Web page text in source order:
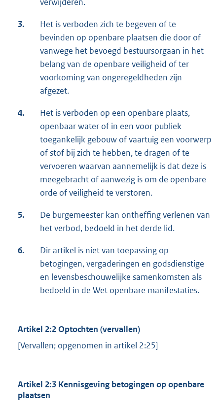
verwijderen.
3.
Het is verboden zich te begeven of te
bevinden op openbare plaatsen die door of
vanwege het bevoegd bestuursorgaan in het
belang van de openbare veiligheid of ter
voorkoming van ongeregeldheden zijn
afgezet.
4.
Het is verboden op een openbare plaats,
openbaar water of in een voor publiek
toegankelijk gebouw of vaartuig een voorwerp
of stof bij zich te hebben, te dragen of te
vervoeren waarvan aannemelijk is dat deze is
meegebracht of aanwezig is om de openbare
orde of veiligheid te verstoren.
5.
De burgemeester kan ontheffing verlenen van
het verbod, bedoeld in het derde lid.
6.
Dir artikel is niet van toepassing op
betogingen, vergaderingen en godsdienstige
en levensbeschouwelijke samenkomsten als
bedoeld in de Wet openbare manifestaties.
Artikel 2:2 Optochten (vervallen)
[Vervallen; opgenomen in artikel 2:25]
Artikel 2:3 Kennisgeving betogingen op openbare
plaatsen